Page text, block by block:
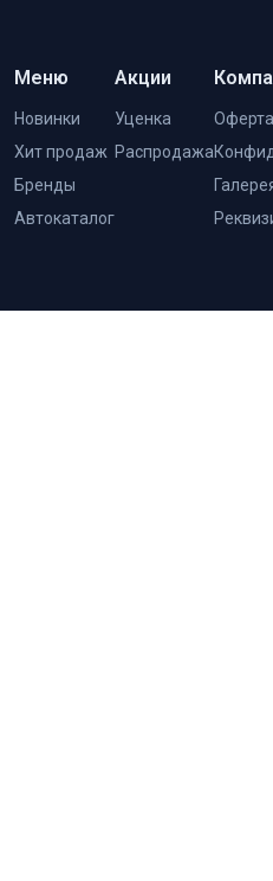
Меню
Новинки
Хит продаж
Бренды
Автокаталог
Акции
Уценка
Распродажа
Оферта